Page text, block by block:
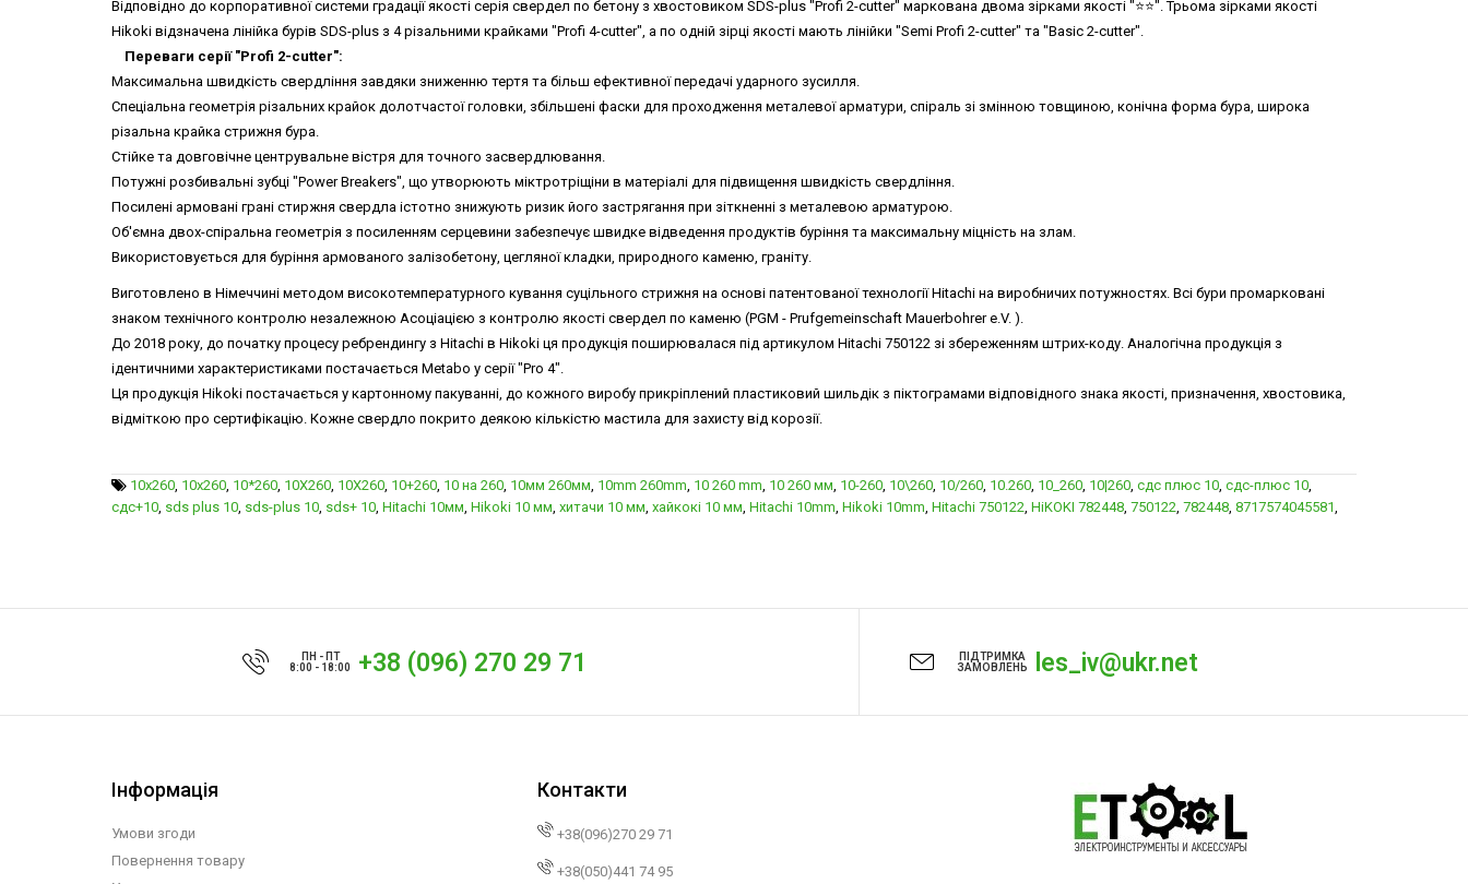
Відповідно до корпоративної системи градації якості серія свердел по бетону з хвостовиком SDS-plus "Profi 2-cutter" маркована двома зірками якості "⭐️⭐️". Трьома зірками якості
Hikoki відзначена лінійка бурів SDS-plus з 4 різальними крайками "Profi 4-cutter", а по одній зірці якості мають лінійки "Semi Profi 2-cutter" та "Basic 2-cutter".
Переваги серії "Profi 2-cutter":
Максимальна швидкість свердління завдяки зниженню тертя та більш ефективної передачі ударного зусилля.
Спеціальна геометрія різальних крайок долотчастої головки, збільшені фаски для проходження металевої арматури, спіраль зі змінною товщиною, конічна форма бура, широка
різальна крайка стрижня бура.
Стійке та довговічне центрувальне вістря для точного засвердлювання.
Потужні розбивальні зубці "Power Breakers", що утворюють міктротріщіни в матеріалі для підвищення швидкість свердління.
Посилені армовані грані стиржня свердла істотно знижують ризик його застрягання при зіткненні з металевою арматурою.
Об'ємна двох-спіральна геометрія з посиленням серцевини забезпечує швидке відведення продуктів буріння та максимальну міцність на злам.
Використовується для буріння армованого залізобетону, цегляної кладки, природного каменю, граніту.
Виготовлено в Німеччині методом високотемпературного кування суцільного стрижня на основі патентованої технології Hitachi на виробничих потужностях. Всі бури промарковані
знаком технічного контролю незалежною Асоціацією з контролю якості свердел по каменю (PGM - Prufgemeinschaft Mauerbohrer e.V. ).
До 2018 року, до початку процесу ребрендингу з Hitachi в Hikoki ця продукція поширювалася під артикулом Hitachi 750122 зі збереженням штрих-коду. Аналогічна продукція з
ідентичними характеристиками постачається Metabo у серії "Pro 4".
Ця продукція Hikoki постачається у картонному пакуванні, до кожного виробу прикріплений пластиковий шильдік з піктограмами відповідного знака якості, призначення, хвостовика,
відміткою про сертифікацію. Кожне свердло покрито деякою кількістю мастила для захисту від корозії.
10x260, 10х260, 10*260, 10X260, 10Х260, 10+260, 10 на 260, 10мм 260мм, 10mm 260mm, 10 260 mm, 10 260 мм, 10-260, 10\260, 10/260, 10.260, 10_260, 10|260, сдс плюс 10, сдс-плюс 10,
сдс+10, sds plus 10, sds-plus 10, sds+ 10, Hitachi 10мм, Hikoki 10 мм, хитачи 10 мм, хайкокі 10 мм, Hitachi 10mm, Hikoki 10mm, Hitachi 750122, HiKOKI 782448, 750122, 782448, 8717574045581,
ПН - ПТ
8:00 - 18:00
+38 (096) 270 29 71
ПІДТРИМКА
ЗАМОВЛЕНЬ
les_iv@ukr.net
Інформація
Умови згоди
Повернення товару
Контакти
+38(096)270 29 71
+38(050)441 74 95